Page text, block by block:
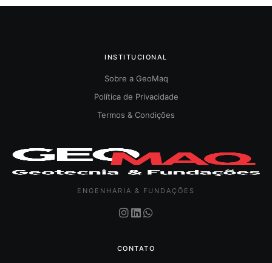
INSTITUCIONAL
Sobre a GeoMaq
Política de Privacidade
Termos & Condições
ENGENHARIA & FUNDAÇÕES
CONTATO